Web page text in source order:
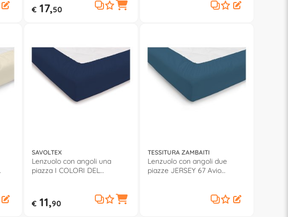
€17,50
SAVOLTEX
Lenzuolo con angoli una
piazza I COLORI DEL
€11,90
TESSITURA ZAMBAITI
Lenzuolo con angoli due
piazze JERSEY 67 Avio